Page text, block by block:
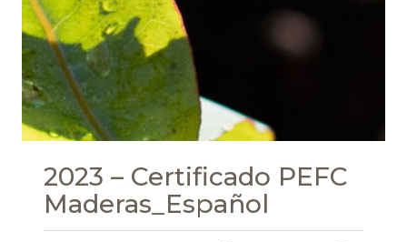
2023 – Certificado PEFC
Maderas_Español